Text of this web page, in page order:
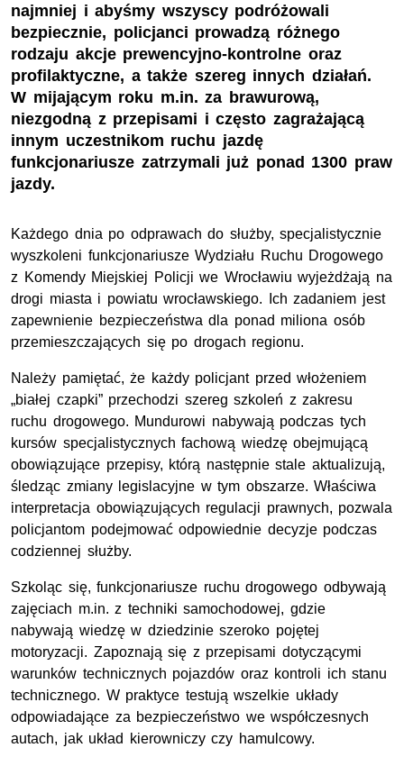
najmniej i abyśmy wszyscy podróżowali
bezpiecznie, policjanci prowadzą różnego
rodzaju akcje prewencyjno-kontrolne oraz
profilaktyczne, a także szereg innych działań.
W mijającym roku m.in. za brawurową,
niezgodną z przepisami i często zagrażającą
innym uczestnikom ruchu jazdę
funkcjonariusze zatrzymali już ponad 1300 praw
jazdy.
Każdego dnia po odprawach do służby, specjalistycznie
wyszkoleni funkcjonariusze Wydziału Ruchu Drogowego
z Komendy Miejskiej Policji we Wrocławiu wyjeżdżają na
drogi miasta i powiatu wrocławskiego. Ich zadaniem jest
zapewnienie bezpieczeństwa dla ponad miliona osób
przemieszczających się po drogach regionu.
Należy pamiętać, że każdy policjant przed włożeniem
„białej czapki” przechodzi szereg szkoleń z zakresu
ruchu drogowego. Mundurowi nabywają podczas tych
kursów specjalistycznych fachową wiedzę obejmującą
obowiązujące przepisy, którą następnie stale aktualizują,
śledząc zmiany legislacyjne w tym obszarze. Właściwa
interpretacja obowiązujących regulacji prawnych, pozwala
policjantom podejmować odpowiednie decyzje podczas
codziennej służby.
Szkoląc się, funkcjonariusze ruchu drogowego odbywają
zajęciach m.in. z techniki samochodowej, gdzie
nabywają wiedzę w dziedzinie szeroko pojętej
motoryzacji. Zapoznają się z przepisami dotyczącymi
warunków technicznych pojazdów oraz kontroli ich stanu
technicznego. W praktyce testują wszelkie układy
odpowiadające za bezpieczeństwo we współczesnych
autach, jak układ kierowniczy czy hamulcowy.